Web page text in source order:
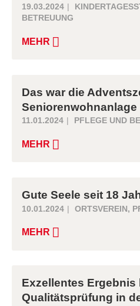
19.03.2024
BETREUUNG
MEHR
Das war die
Seniorenwohnanlage
11.01.2024 PFLEGE UND
MEHR
Gute Seele seit 18
10.01.2024 ORTSVEREIN,
MEHR
Exzellentes Ergebnis
Qualitätsprüfung in